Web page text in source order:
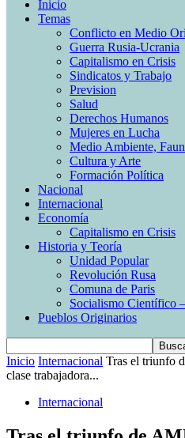
Inicio
Temas
Conflicto en Medio
Guerra Rusia-Ucrania
Capitalismo en Crisis
Sindicatos y Trabajo
Prevision
Salud
Derechos Humanos
Mujeres en Lucha
Medio Ambiente,
Cultura y Arte
Formación Política
Nacional
Internacional
Economía
Capitalismo en Crisis
Historia y Teoría
Unidad Popular
Revolución Rusa
Comuna de Paris
Socialismo Científico
Pueblos Originarios
Inicio Internacional Tras el triunfo
clase trabajadora...
Internacional